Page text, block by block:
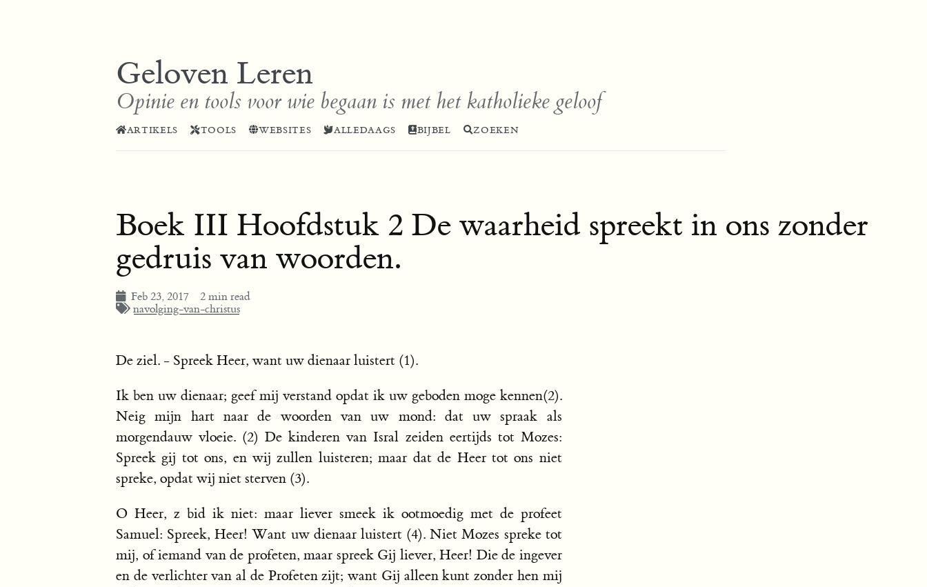
Geloven Leren
Opinie en tools voor wie begaan is met het katholieke geloof
ARTIKELS TOOLS WEBSITES ALLEDAAGS BIJBEL ZOEKEN
Boek III Hoofdstuk 2 De waarheid spreekt in ons zonder
gedruis van woorden.
Feb 23, 2017
2 min read
navolging-van-christus
De ziel. - Spreek Heer, want uw dienaar luistert (1).
Ik ben uw dienaar; geef mij verstand opdat ik uw geboden moge kennen(2).
Neig mijn hart naar de woorden van uw mond: dat uw spraak als
morgendauw vloeie. (2) De kinderen van Isral zeiden eertijds tot Mozes:
Spreek gij tot ons, en wij zullen luisteren; maar dat de Heer tot ons niet
spreke, opdat wij niet sterven (3).
O Heer, z bid ik niet: maar liever smeek ik ootmoedig met de profeet
Samuel: Spreek, Heer! Want uw dienaar luistert (4). Niet Mozes spreke tot
mij, of iemand van de profeten, maar spreek Gij liever, Heer! Die de ingever
en de verlichter van al de Profeten zijt; want Gij alleen kunt zonder hen mij